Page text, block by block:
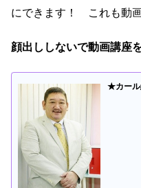
にできます！ これも動
顔出ししないで動画講座
★カー